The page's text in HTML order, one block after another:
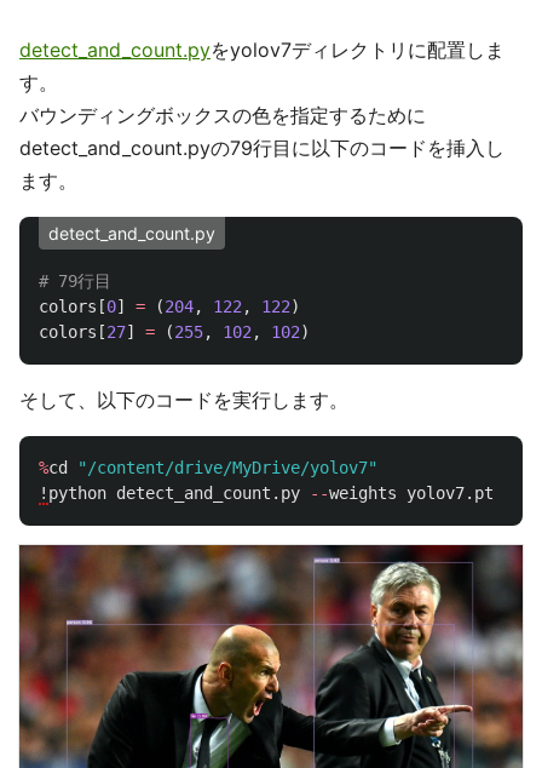
detect_and_count.pyをyolov7ディレクトリに配置しま
す。
バウンディングボックスの色を指定するために
detect_and_count.pyの79行目に以下のコードを挿入し
ます。
detect_and_count.py
colors [0] = (204, 122 , 122)
colors [27] = (255, 102 , 102)
そして、以下のコードを実行します。
%cd " /content/drive/MyDrive/yolov7"
! python detect_and_count . py --weights yolov7. pt